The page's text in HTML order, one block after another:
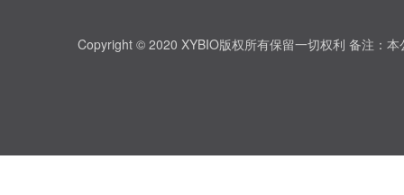
Copyright © 2020 XYBIO版权所有保留一切权利 备注：